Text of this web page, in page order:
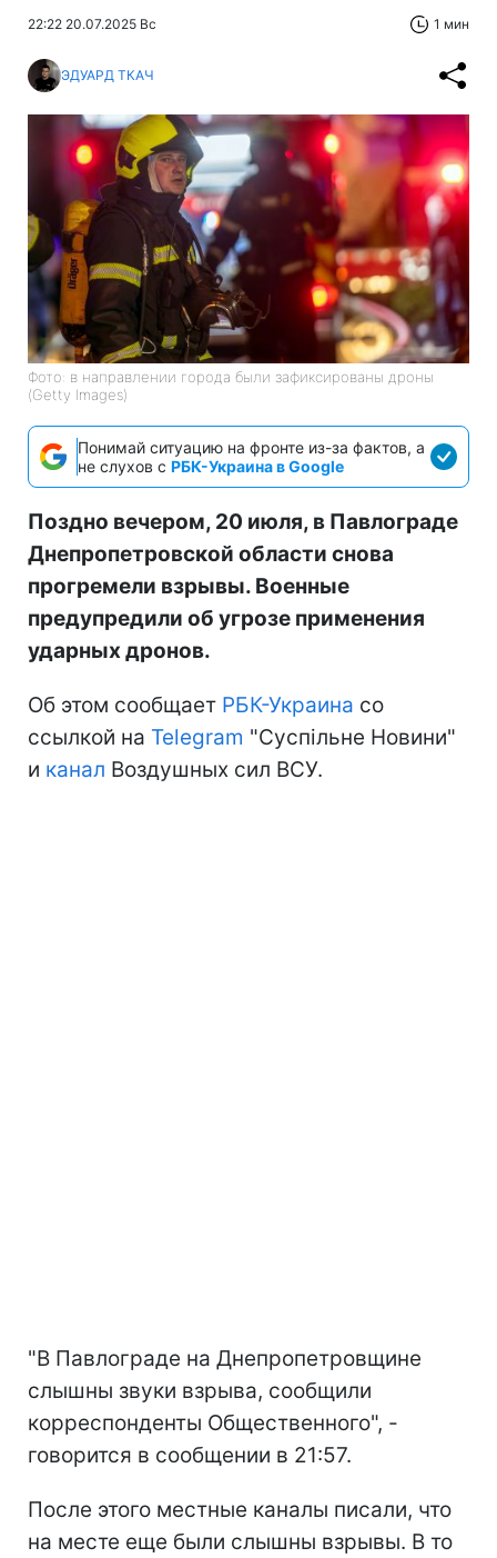
22:22 20.07.2025 Вс 1 мин
ЭДУАРД ТКАЧ
Фото: в направлении города были зафиксированы дроны
(Getty Images)
Понимай ситуацию на фронте из-за фактов, а
не слухов с РБК-Украина в Google
Поздно вечером, 20 июля, в Павлограде
Днепропетровской области снова
прогремели взрывы. Военные
предупредили об угрозе применения
ударных дронов.
Об этом сообщает РБК-Украина со
ссылкой на Telegram "Суспільне Новини"
и канал Воздушных сил ВСУ.
"В Павлограде на Днепропетровщине
слышны звуки взрыва, сообщили
корреспонденты Общественного", -
говорится в сообщении в 21:57.
После этого местные каналы писали, что
на месте еще были слышны взрывы. В то